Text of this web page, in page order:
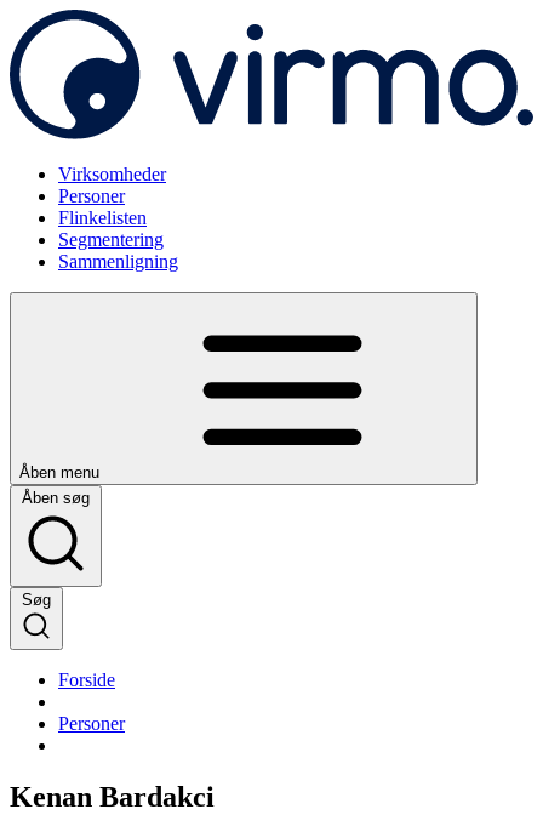
Virksomheder
Personer
Flinkelisten
Segmentering
Sammenligning
Åben menu
Åben søg
Søg
Forside
Personer
Kenan Bardakci